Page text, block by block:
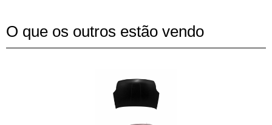
O que os outros estão vendo